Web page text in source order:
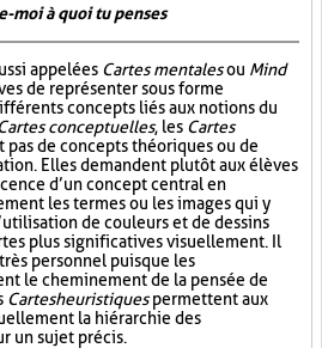
moi à quoi tu penses
appelées Cartes mentalesou Mind
de représenter sous forme
concepts liés aux notions du
conceptuelles, les Cartes
de concepts théoriques ou de
Elles demandent plutôt aux élèves
d’un concept central en
les termes ou les images qui y
de couleurs et de dessins
plus significatives visuellement. Il
personnel puisque les
le cheminement de la pensée de
Cartes heuristiquespermettent aux
la hiérarchie des
un sujet précis.